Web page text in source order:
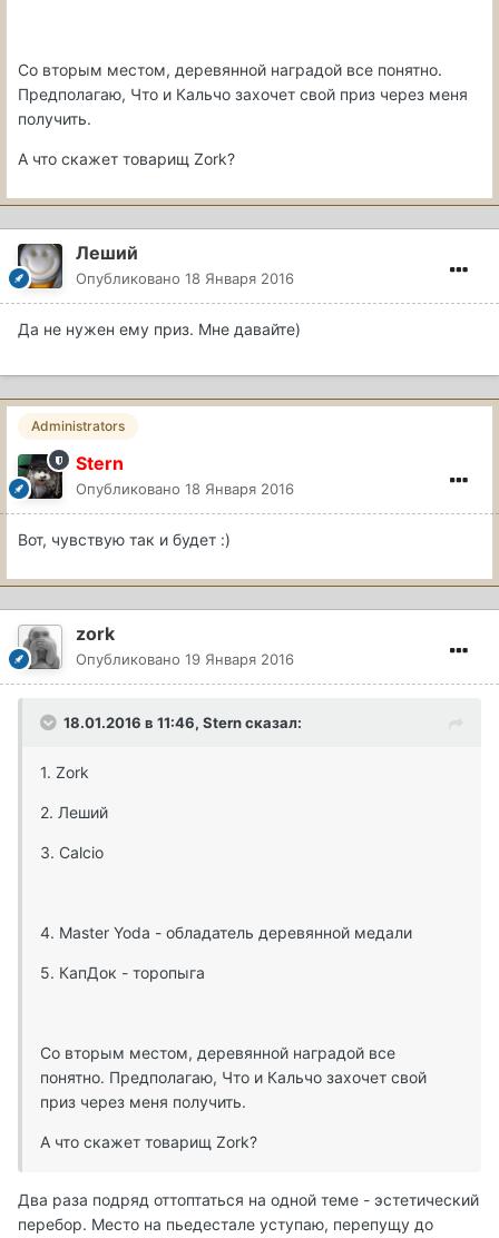
Со вторым местом, деревянной наградой все понятно.
Предполагаю, Что и Кальчо захочет свой приз через меня
получить.
А что скажет товарищ Zork?
Леший
Опубликовано 18 Января 2016
Да не нужен ему приз. Мне давайте)
Administrators
Stern
Опубликовано 18 Января 2016
Вот, чувствую так и будет :)
zork
Опубликовано 19 Января 2016
18.01.2016 в 11:46, Stern сказал:
1. Zork
2. Леший
3. Calcio
4. Master Yoda - обладатель деревянной медали
5. КапДок - торопыга
Со вторым местом, деревянной наградой все
понятно. Предполагаю, Что и Кальчо захочет свой
приз через меня получить.
А что скажет товарищ Zork?
Два раза подряд оттоптаться на одной теме - эстетический
перебор. Место на пьедестале уступаю, перепущу до